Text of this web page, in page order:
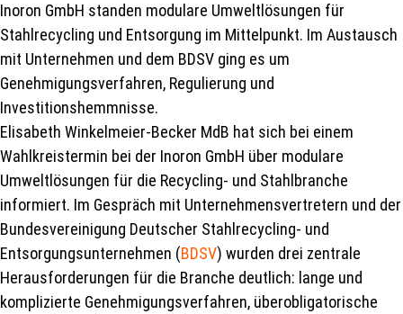
Inoron GmbH standen modulare Umweltlösungen für
Stahlrecycling und Entsorgung im Mittelpunkt. Im Austausch
mit Unternehmen und dem BDSV ging es um
Genehmigungsverfahren, Regulierung und
Investitionshemmnisse.
Elisabeth Winkelmeier-Becker MdB hat sich bei einem
Wahlkreistermin bei der Inoron GmbH über modulare
Umweltlösungen für die Recycling- und Stahlbranche
informiert. Im Gespräch mit Unternehmensvertretern und der
Bundesvereinigung Deutscher Stahlrecycling- und
Entsorgungsunternehmen (BDSV) wurden drei zentrale
Herausforderungen für die Branche deutlich: lange und
komplizierte Genehmigungsverfahren, überobligatorische